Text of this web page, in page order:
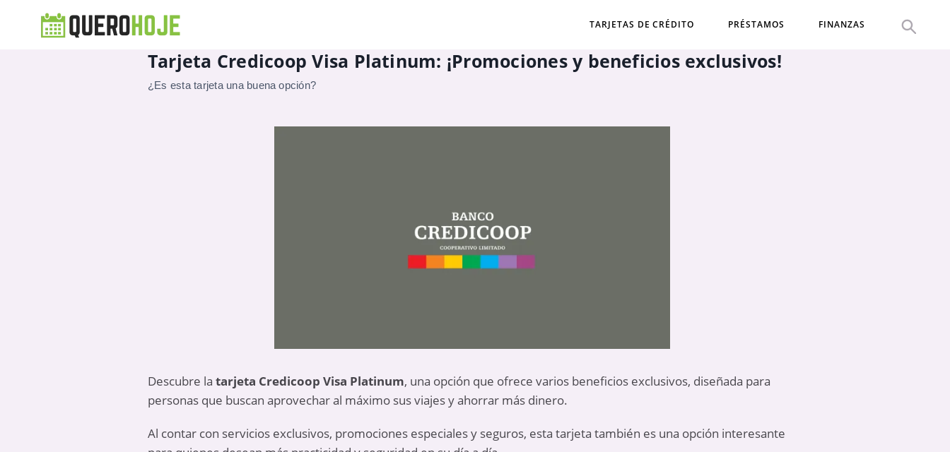
TARJETAS DE CRÉDITO PRÉSTAMOS FINANZAS
Tarjeta Credicoop Visa Platinum: ¡Promociones y beneficios exclusivos!
¿Es esta tarjeta una buena opción?
Descubre la tarjeta Credicoop Visa Platinum, una opción que ofrece varios beneficios exclusivos, diseñada para
personas que buscan aprovechar al máximo sus viajes y ahorrar más dinero.
Al contar con servicios exclusivos, promociones especiales y seguros, esta tarjeta también es una opción interesante